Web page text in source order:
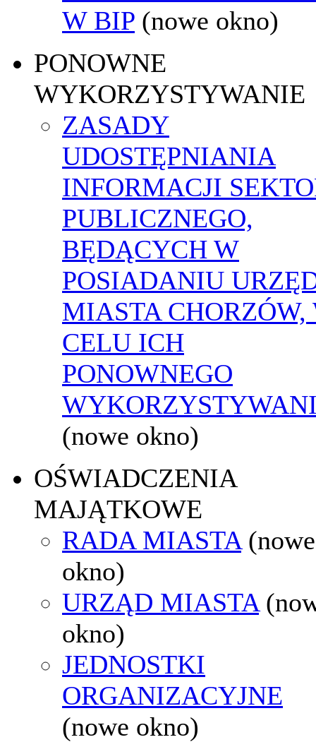
W BIP (nowe okno)
PONOWNE
WYKORZYSTYWANIE
ZASADY
UDOSTĘPNIANIA
INFORMACJI
PUBLICZNEGO,
BĘDĄCYCH W
POSIADANIU
MIASTA CHORZÓW,
CELU ICH
PONOWNEGO
(nowe okno)
OŚWIADCZENIA
MAJĄTKOWE
RADA MIASTA (nowe
okno)
URZĄD MIASTA
okno)
JEDNOSTKI
ORGANIZACYJNE
(nowe okno)